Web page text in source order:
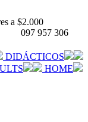
a $2.000
097 957 306
DIDÁCTICOS
HOME